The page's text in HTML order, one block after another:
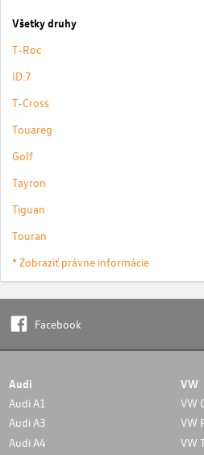
Všetky druhy
T-Roc
ID.7
T-Cross
Touareg
Golf
Tayron
Tiguan
Touran
* Zobraziť právne informácie
Facebook
Audi
Audi A1
Audi A3
Audi A4
VW
VW
VW
VW